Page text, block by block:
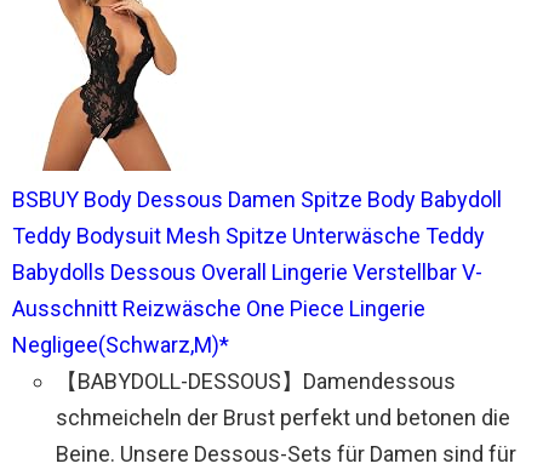
BSBUY Body Dessous Damen Spitze Body Babydoll
Teddy Bodysuit Mesh Spitze Unterwäsche Teddy
Babydolls Dessous Overall Lingerie Verstellbar V-
Ausschnitt Reizwäsche One Piece Lingerie
Negligee(Schwarz,M)*
【BABYDOLL-DESSOUS】Damendessous
schmeicheln der Brust perfekt und betonen die
Beine. Unsere Dessous-Sets für Damen sind für